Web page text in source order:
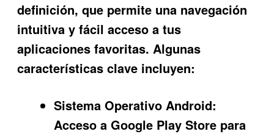
definición, que permite una navegación
intuitiva y fácil acceso a tus
aplicaciones favoritas. Algunas
características clave incluyen:
Sistema Operativo Android:
Acceso a Google Play Store para